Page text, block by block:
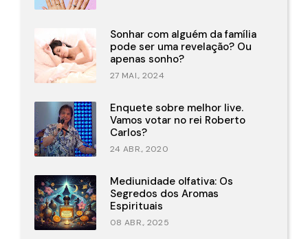
Sonhar com alguém da família
pode ser uma revelação? Ou
apenas sonho?
27 MAI., 2024
Enquete sobre melhor live.
Vamos votar no rei Roberto
Carlos?
24 ABR., 2020
Mediunidade olfativa: Os
Segredos dos Aromas
Espirituais
08 ABR., 2025